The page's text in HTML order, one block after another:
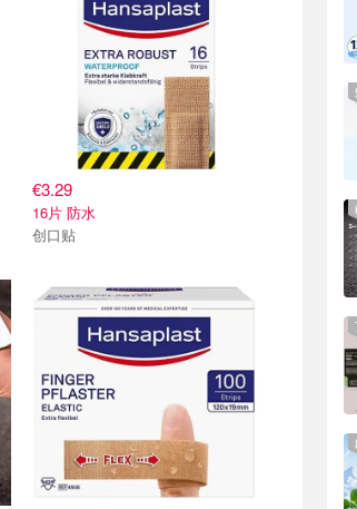
€3.29
16片 防水
创口贴